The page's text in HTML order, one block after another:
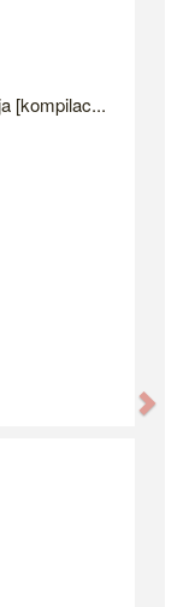
[kompilac...